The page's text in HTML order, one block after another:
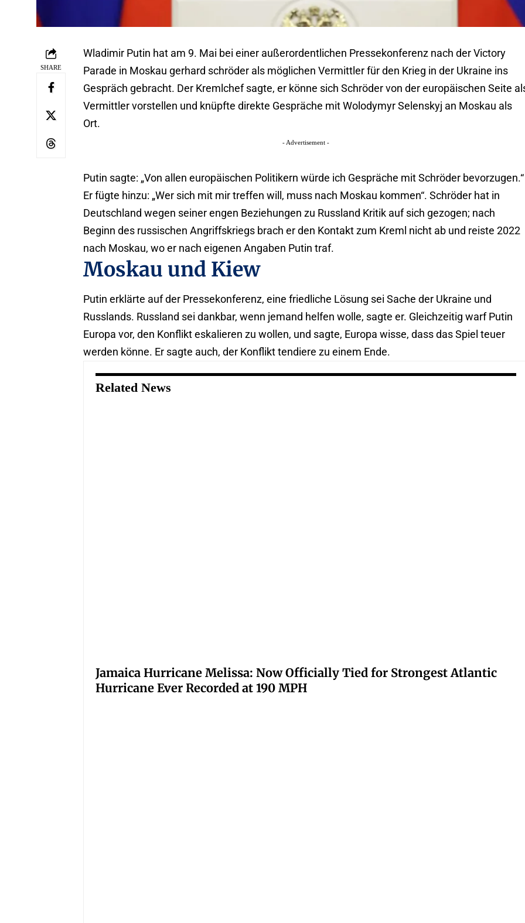
SHARE
Wladimir Putin hat am 9. Mai bei einer außerordentlichen Pressekonferenz nach der Victory
Parade in Moskau gerhard schröder als möglichen Vermittler für den Krieg in der Ukraine ins
Gespräch gebracht. Der Kremlchef sagte, er könne sich Schröder von der europäischen Seite
Vermittler vorstellen und knüpfte direkte Gespräche mit Wolodymyr Selenskyj an Moskau als
Ort.
- Advertisement -
Putin sagte: „Von allen europäischen Politikern würde ich Gespräche mit Schröder bevorzugen.“
Er fügte hinzu: „Wer sich mit mir treffen will, muss nach Moskau kommen“. Schröder hat in
Deutschland wegen seiner engen Beziehungen zu Russland Kritik auf sich gezogen; nach
Beginn des russischen Angriffskriegs brach er den Kontakt zum Kreml nicht ab und reiste 2022
nach Moskau, wo er nach eigenen Angaben Putin traf.
Moskau und Kiew
Putin erklärte auf der Pressekonferenz, eine friedliche Lösung sei Sache der Ukraine und
Russlands. Russland sei dankbar, wenn jemand helfen wolle, sagte er. Gleichzeitig warf Putin
Europa vor, den Konflikt eskalieren zu wollen, und sagte, Europa wisse, dass das Spiel teuer
werden könne. Er sagte auch, der Konflikt tendiere zu einem Ende.
Related News
Jamaica Hurricane Melissa: Now Officially Tied for Strongest Atlantic
Hurricane Ever Recorded at 190 MPH